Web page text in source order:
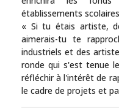
établissements
« Si tu étais artiste,
aimerais-tu te
industriels et des
ronde qui s'est tenue
réfléchir à l'intérêt de
le cadre de projets et